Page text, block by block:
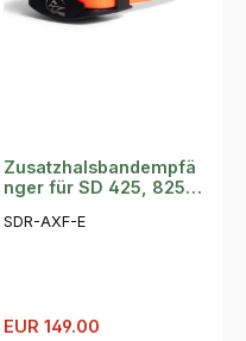
Zusatzhalsbandempfä
nger für SD 425, 825,
SDR-AXF-E
Verkaufspreis:
EUR 149.00